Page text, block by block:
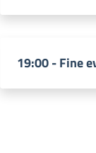
19:00 - Fine